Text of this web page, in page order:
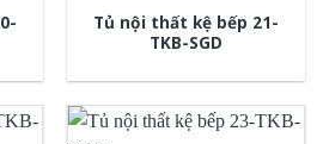
Tủ nội thất kệ bếp 21-
TKB-SGD